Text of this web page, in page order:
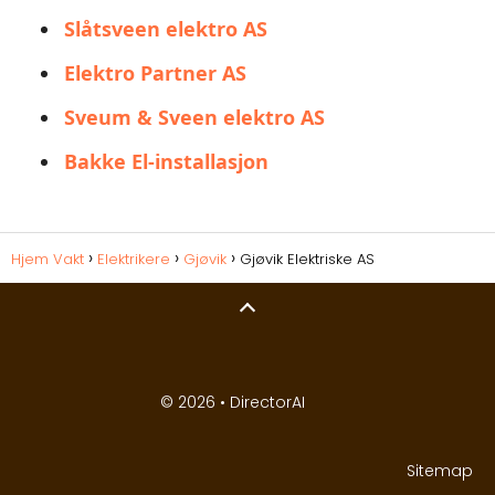
Slåtsveen elektro AS
Elektro Partner AS
Sveum & Sveen elektro AS
Bakke El-installasjon
Hjem Vakt Elektrikere Gjøvik Gjøvik Elektriske AS
© 2026 • DirectorAI
Sitemap